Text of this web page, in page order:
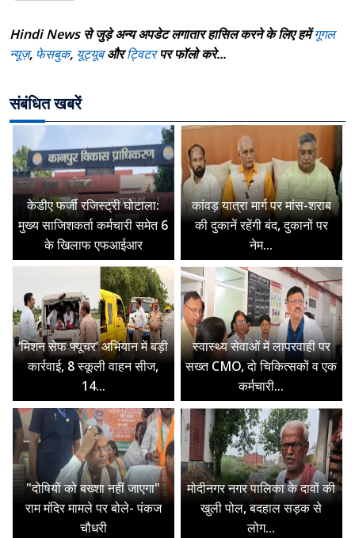
Hindi News से जुड़े अन्य अपडेट लगातार हासिल करने के लिए हमेंगूगल
न्यूज़, फेसबुक, यूट्यूबऔरट्विटरपर फॉलो करे...
संबंधित खबरें
केडीए फर्जी रजिस्ट्री घोटाला:
मुख्य साजिशकर्ता कर्मचारी समेत 6
के खिलाफ एफआईआर
कांवड़ यात्रा मार्ग पर मांस-शराब
की दुकानें रहेंगी बंद, दुकानों पर
नेम...
‘मिशन सेफ फ्यूचर’ अभियान में बड़ी
कार्रवाई, 8 स्कूली वाहन सीज,
14...
स्वास्थ्य सेवाओं में लापरवाही पर
सख्त CMO, दो चिकित्सकों व एक
कर्मचारी...
"दोषियों को बख्शा नहीं जाएगा"
राम मंदिर मामले पर बोले- पंकज
चौधरी
मोदीनगर नगर पालिका के दावों की
खुली पोल, बदहाल सड़क से
लोग...